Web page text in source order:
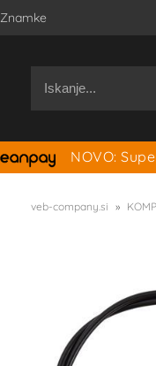
Znamke
NOVO:
veb-company.si